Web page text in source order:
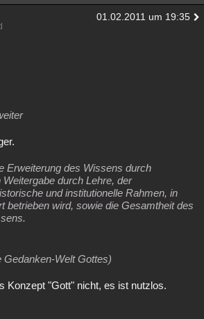
01.02.2011 um 19:35
Erweiterung des Wissens durch
durch Lehre, der
und institutionelle Rahmen, in
betrieben wird, sowie die Gesamtheit des
Gedanken-Welt Gottes)
Konzept "Gott" nicht, es ist nutzlos.